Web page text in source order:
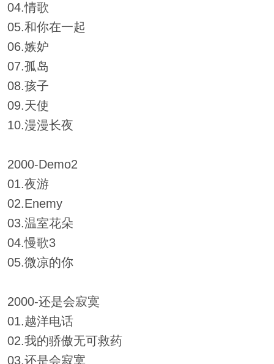
04.情歌
05.和你在一起
06.嫉妒
07.孤岛
08.孩子
09.天使
10.漫漫长夜
2000-Demo2
01.夜游
02.Enemy
03.温室花朵
04.慢歌3
05.微凉的你
2000-还是会寂寞
01.越洋电话
02.我的骄傲无可救药
03.还是会寂寞